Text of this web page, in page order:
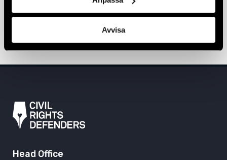
Avvisa
Report: Press unfreedom under
authoritarian “hybrid” regimes
PUBLICATIONS 28 September 2022
Head Office